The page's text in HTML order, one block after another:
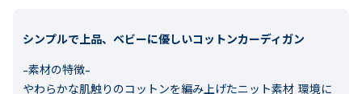
シンプルで上品、ベビーに優しいコットンカーディガン
-素材の特徴-
やわらかな肌触りのコットンを編み上げたニット素材 環境に